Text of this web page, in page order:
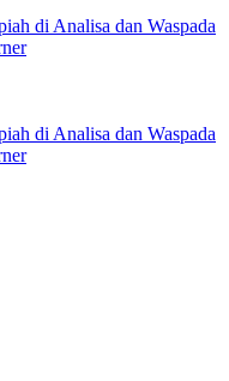
di Analisa dan Waspada
di Analisa dan Waspada